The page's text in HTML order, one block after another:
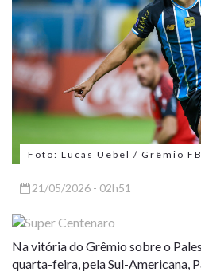
Foto: Lucas Uebel / Grêmio
21/05/2026 - 02h51
Na vitória do Grêmio sobre o
quarta-feira, pela Sul-Americana,